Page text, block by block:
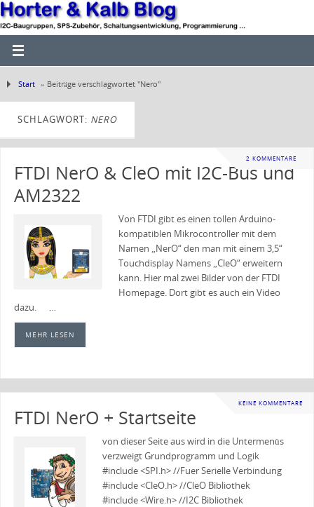
Start » Beiträge verschlagwortet "Nero"
SCHLAGWORT: NERO
2 KOMMENTARE
FTDI NerO & CleO mit I2C-Bus und
AM2322
Von FTDI gibt es einen tollen Arduino-
kompatiblen Mikrocontroller mit dem
Namen „NerO“ den man mit einem 3,5“
Touchdisplay Namens „CleO“ erweitern
kann. Hier mal zwei Bilder von der FTDI
Homepage. Dort gibt es auch ein Video
dazu. …
MEHR LESEN
KEINE KOMMENTARE
FTDI NerO + Startseite
von dieser Seite aus wird in die Untermenüs
verzweigt Grundprogramm und Logik
#include <SPI.h> //Fuer Serielle Verbindung
#include <CleO.h> //CleO Bibliothek
#include <Wire.h> //I2C Bibliothek